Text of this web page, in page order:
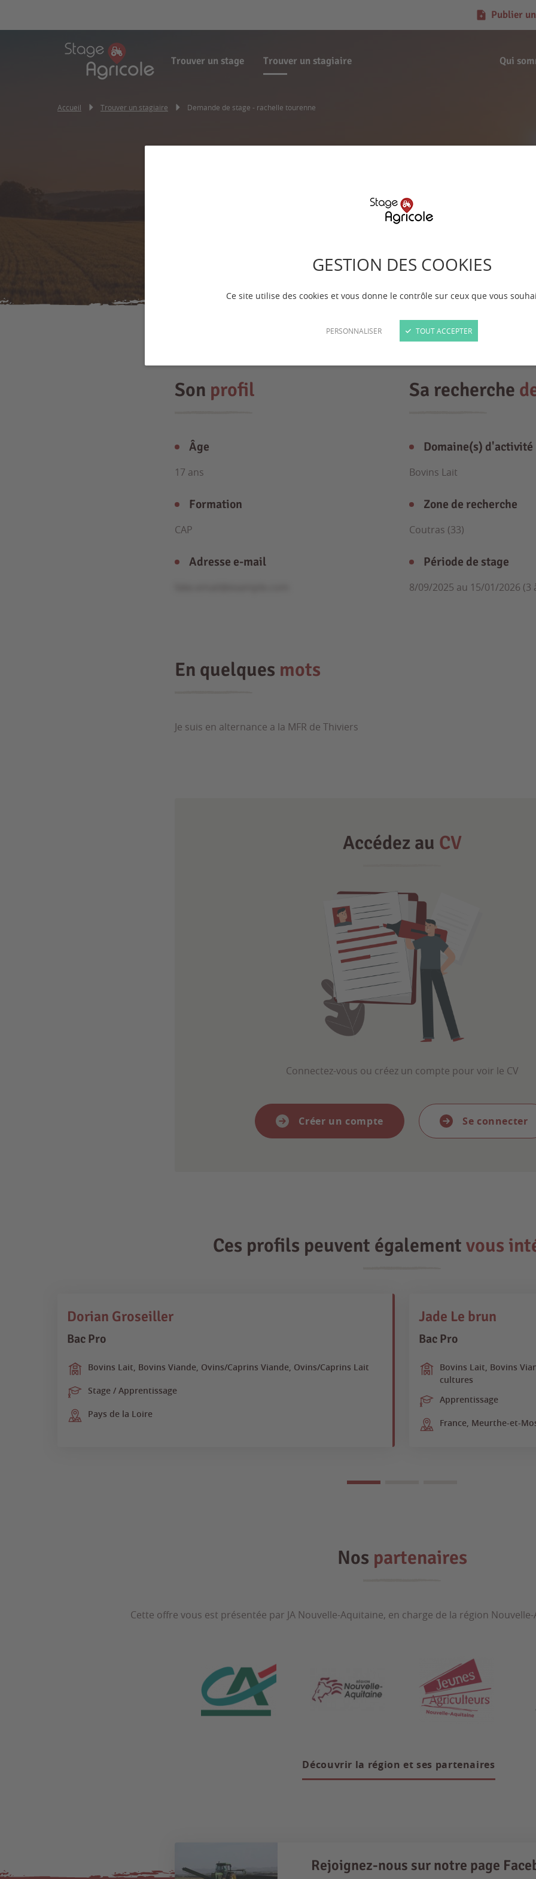
GESTION DES COOKIES
Ce site utilise des cookies et vous donne le contrôle sur ceux que vous
PERSONNALISER TOUT ACCEPTER
Trouver un stage Trouver un stagiaire Qui
Publier
Accueil Trouver un stagiaire Demande de stage - rachelle tourenne
rachelle tourenne
Son profil
Âge
17 ans
Formation
CAP
Adresse e-mail
Sa recherche
Domaine(s) d'activité
Bovins Lait
Zone de recherche
Coutras (33)
Période de stage
8/09/2025 au 15/01/2026 (3
En quelques mots
Je suis en alternance a la MFR de Thiviers
Accédez au CV
Connectez-vous ou créez un compte pour voir le CV
Créer un compte Se connecter
Ces profils peuvent également vous
Dorian Groseiller
Bac Pro
Bovins Lait, Bovins Viande, Ovins/Caprins Viande, Ovins/Caprins Lait
Stage / Apprentissage
Pays de la Loire
Jade Le brun
Bac Pro
Bovins Lait, Bovins
cultures
Apprentissage
France, Meurthe-et-
Nos partenaires
Cette offre vous est présentée par JA Nouvelle-Aquitaine, en charge de la région
Découvrir la région et ses partenaires
Rejoignez-nous sur notre page